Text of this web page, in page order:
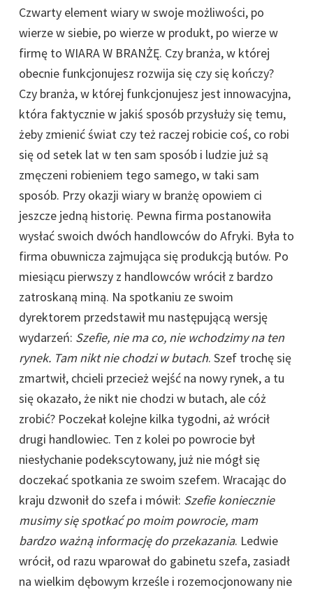
Czwarty element wiary w swoje możliwości, po
wierze w siebie, po wierze w produkt, po wierze w
firmę to WIARA W BRANŻĘ. Czy branża, w której
obecnie funkcjonujesz rozwija się czy się kończy?
Czy branża, w której funkcjonujesz jest innowacyjna,
która faktycznie w jakiś sposób przysłuży się temu,
żeby zmienić świat czy też raczej robicie coś, co robi
się od setek lat w ten sam sposób i ludzie już są
zmęczeni robieniem tego samego, w taki sam
sposób. Przy okazji wiary w branżę opowiem ci
jeszcze jedną historię. Pewna firma postanowiła
wysłać swoich dwóch handlowców do Afryki. Była to
firma obuwnicza zajmująca się produkcją butów. Po
miesiącu pierwszy z handlowców wrócił z bardzo
zatroskaną miną. Na spotkaniu ze swoim
dyrektorem przedstawił mu następującą wersję
wydarzeń: Szefie, nie ma co, nie wchodzimy na ten
rynek. Tam nikt nie chodzi w butach. Szef trochę się
zmartwił, chcieli przecież wejść na nowy rynek, a tu
się okazało, że nikt nie chodzi w butach, ale cóż
zrobić? Poczekał kolejne kilka tygodni, aż wrócił
drugi handlowiec. Ten z kolei po powrocie był
niesłychanie podekscytowany, już nie mógł się
doczekać spotkania ze swoim szefem. Wracając do
kraju dzwonił do szefa i mówił: Szefie koniecznie
musimy się spotkać po moim powrocie, mam
bardzo ważną informację do przekazania. Ledwie
wrócił, od razu wparował do gabinetu szefa, zasiadł
na wielkim dębowym krześle i rozemocjonowany nie